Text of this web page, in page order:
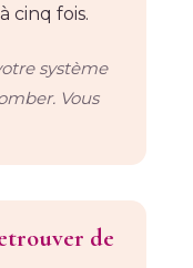
cinq fois.
système
Vous
de